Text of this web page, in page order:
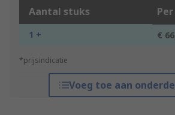
Aantal stuks
1 + €
*prijsindicatie
Voeg toe aan